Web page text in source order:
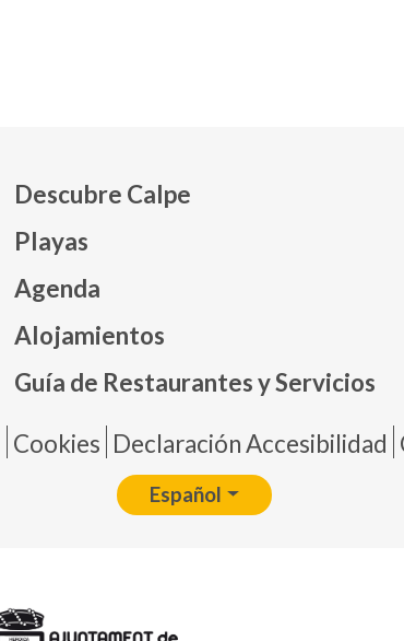
Descubre Calpe
Playas
Agenda
Alojamientos
Guía de Restaurantes y Servicios
Pie de
Cookies Declaración Accesibilidad
Español